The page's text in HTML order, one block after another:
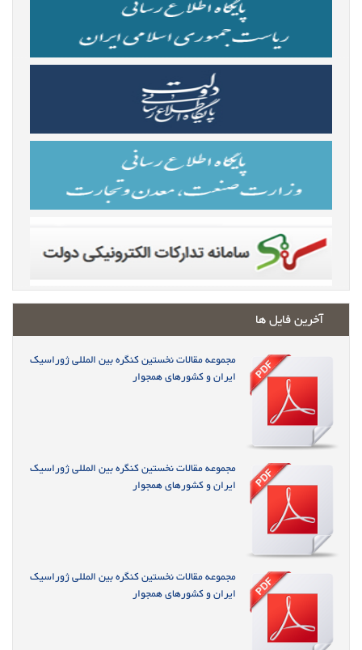
آخرین فایل ها
مجموعه مقالات نخستین کنگره بین المللی ژوراسیک
ایران و کشورهای همجوار
مجموعه مقالات نخستین کنگره بین المللی ژوراسیک
ایران و کشورهای همجوار
مجموعه مقالات نخستین کنگره بین المللی ژوراسیک
ایران و کشورهای همجوار